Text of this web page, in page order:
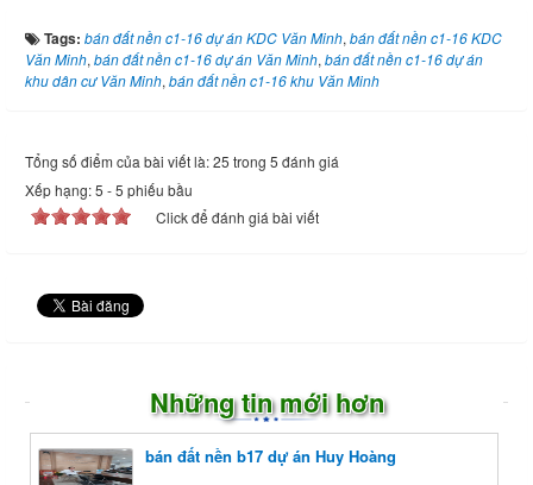
Tags: bán đất nền c1-16 dự án KDC Văn Minh, bán đất nền c1-16 KDC
Văn Minh, bán đất nền c1-16 dự án Văn Minh, bán đất nền c1-16 dự án
khu dân cư Văn Minh, bán đất nền c1-16 khu Văn Minh
Tổng số điểm của bài viết là: 25 trong 5 đánh giá
Xếp hạng:5 -5 phiếu bầu
Click để đánh giá bài viết
Những tin mới hơn
bán đất nền b17 dự án Huy Hoàng